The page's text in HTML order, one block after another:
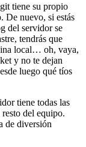
tiene su propio
De nuevo, si estás
del servidor se
tendrás que
local… oh, vaya,
y no te dejan
luego qué tíos
tiene todas las
del equipo.
de diversión